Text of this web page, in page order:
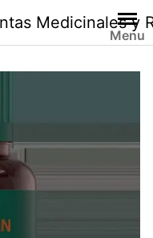
Medicinales y
Menu